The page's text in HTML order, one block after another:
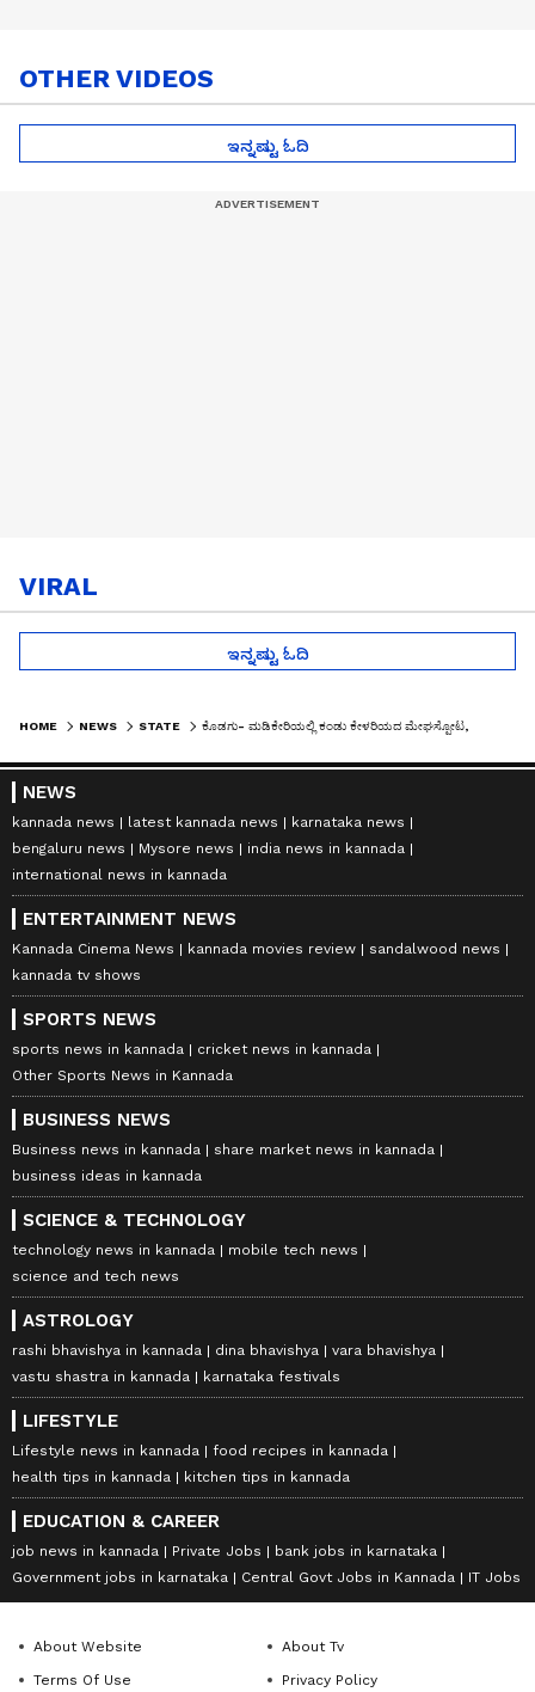
OTHER VIDEOS
ಇನ್ನಷ್ಟು ಓದಿ
VIRAL
ಇನ್ನಷ್ಟು ಓದಿ
HOME NEWS STATE
NEWS
kannada news latest kannada news
karnataka news
bengaluru news
Mysore news
india news in kannada
international news in kannada
ENTERTAINMENT NEWS
Kannada Cinema News kannada movies review
sandalwood news
kannada tv shows
SPORTS NEWS
sports news in kannada
cricket news in kannada
Other Sports News in Kannada
BUSINESS NEWS
Business news in kannada
share market news in kannada
business ideas in kannada
SCIENCE & TECHNOLOGY
technology news in kannada
mobile tech news
science and tech news
ASTROLOGY
rashi bhavishya in kannada dina bhavishya
vara bhavishya
vastu shastra in kannada
karnataka festivals
LIFESTYLE
Lifestyle news in kannada
food recipes in kannada
health tips in kannada
kitchen tips in kannada
EDUCATION & CAREER
job news in kannada Private Jobs
bank jobs in karnataka
Government jobs in karnataka
Central Govt Jobs in Kannada IT Jobs
About Website
About Tv
Terms Of Use
Privacy Policy